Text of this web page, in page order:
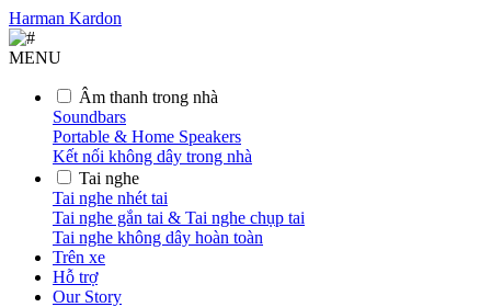
Harman Kardon
MENU
Âm thanh trong nhà
Soundbars
Portable & Home Speakers
Kết nối không dây trong nhà
Tai nghe
Tai nghe nhét tai
Tai nghe gắn tai & Tai nghe chụp tai
Tai nghe không dây hoàn toàn
Trên xe
Hỗ trợ
Our Story